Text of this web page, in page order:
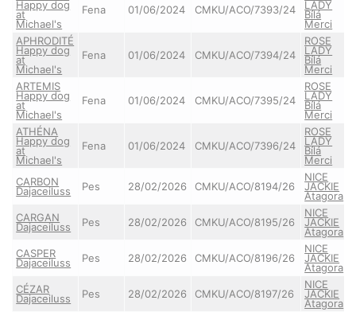
Happy dog
at
Michael's
Fena 01/06/2024 CMKU/ACO/7393/24 LADY
Bílá
Merci
APHRODITÉ
Happy dog
at
Michael's
Fena 01/06/2024 CMKU/ACO/7394/24
ROSE
LADY
Bílá
Merci
ARTEMIS
Happy dog
at
Michael's
Fena 01/06/2024 CMKU/ACO/7395/24
ROSE
LADY
Bílá
Merci
ATHÉNA
Happy dog
at
Michael's
Fena 01/06/2024 CMKU/ACO/7396/24
ROSE
LADY
Bílá
Merci
CARBON
Dajaceiluss Pes 28/02/2026 CMKU/ACO/8194/26
NICE
JACKIE
Atagora
CARGAN
Dajaceiluss Pes 28/02/2026 CMKU/ACO/8195/26
NICE
JACKIE
Atagora
CASPER
Dajaceiluss Pes 28/02/2026 CMKU/ACO/8196/26
NICE
JACKIE
Atagora
CÉZAR
Dajaceiluss Pes 28/02/2026 CMKU/ACO/8197/26
NICE
JACKIE
Atagora